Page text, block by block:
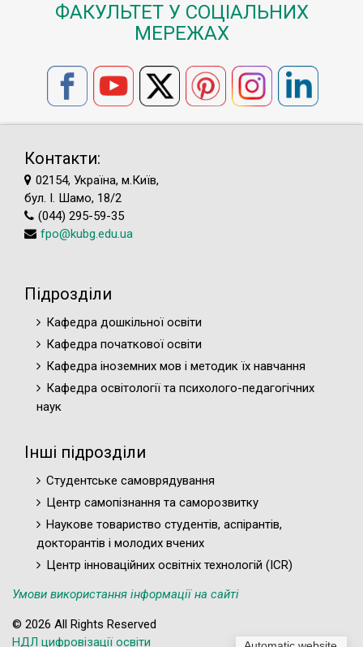
ФАКУЛЬТЕТ У СОЦІАЛЬНИХ
МЕРЕЖАХ
Контакти:
02154, Україна, м.Київ,
бул. І. Шамо, 18/2
(044) 295-59-35
fpo@kubg.edu.ua
Підрозділи
Кафедра дошкільної освіти
Кафедра початкової освіти
Кафедра іноземних мов і методик їх навчання
Кафедра освітології та психолого-педагогічних
наук
Інші підрозділи
Студентське самоврядування
Центр самопізнання та саморозвитку
Наукове товариство студентів, аспірантів,
докторантів і молодих вчених
Центр інноваційних освітніх технологій (ICR)
Умови використання інформації на сайті
© 2026 All Rights Reserved
НДЛ цифровізації освіти